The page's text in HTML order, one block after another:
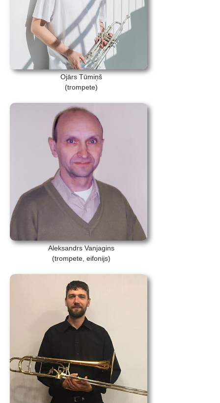
Ojārs Tūmiņš
(trompete)
Aleksandrs Vanjagins
(trompete, eifonijs)